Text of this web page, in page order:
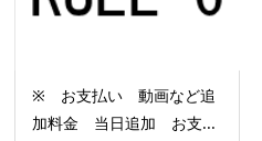
※ お支払い 動画など追
加料金 当日追加 お支...